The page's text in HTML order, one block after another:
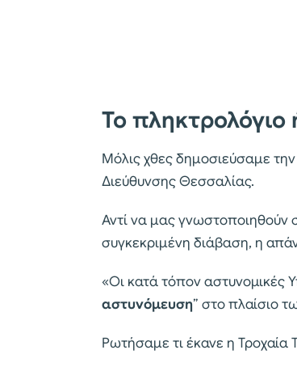
Το
Μόλις χθες δημοσιεύσαμε
Διεύθυνσης Θεσσαλίας.
Αντί να μας γνωστοποιηθούν
συγκεκριμένη διάβαση, η
«Οι κατά τόπον αστυνομικές
αστυνόμευση” στο πλαίσιο
Ρωτήσαμε τι έκανε η Τροχαία